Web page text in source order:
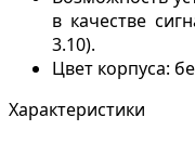
в качестве
3.10).
Цвет корпуса:
Характеристики